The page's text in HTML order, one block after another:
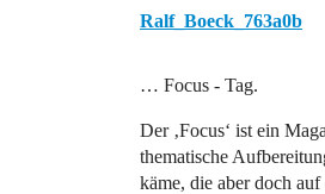
Ralf_Boeck_763a0b
… Focus - Tag.
Der ‚Focus‘ ist ein
thematische
käme, die aber doch